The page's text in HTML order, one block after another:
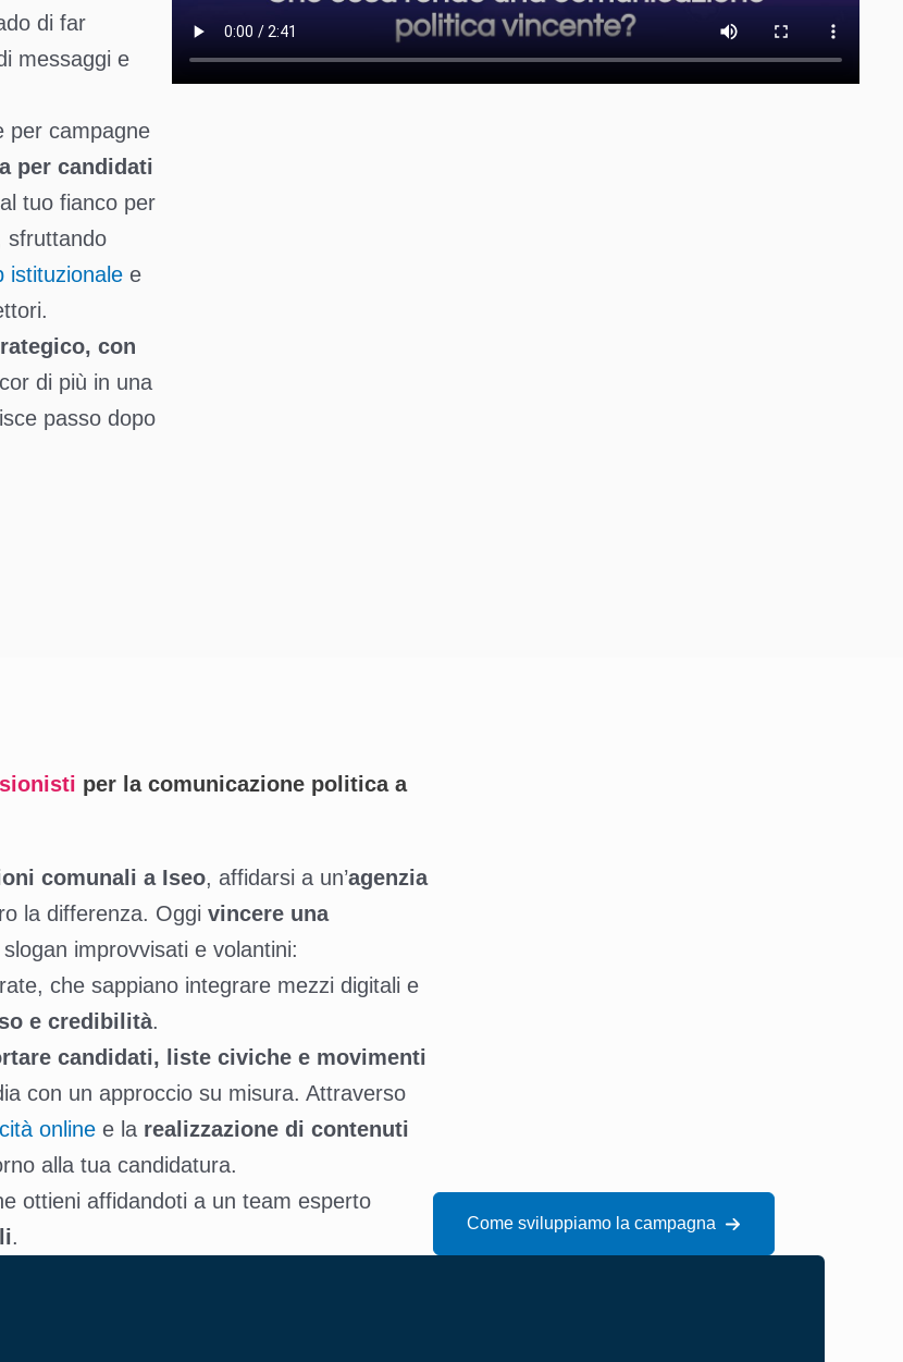
di far
messaggi e
per campagne
per candidati
tuo fianco per
sfruttando
istituzionale e
con
di più in una
passo dopo
per la comunicazione politica a
comunali a Iseo, affidarsi a un’agenzia
la differenza. Oggi vincere una
improvvisati e volantini:
che sappiano integrare mezzi digitali e
e credibilità.
candidati, liste civiche e movimenti
con un approccio su misura. Attraverso
online e la realizzazione di contenuti
alla tua candidatura.
ottieni affidandoti a un team esperto
.
Come sviluppiamo la campagna